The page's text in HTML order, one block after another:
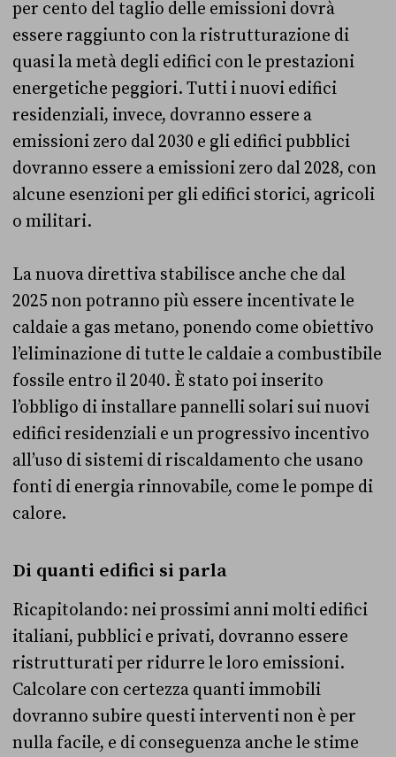
per cento del taglio delle emissioni dovrà
essere raggiunto con la ristrutturazione di
quasi la metà degli edifici con le prestazioni
energetiche peggiori. Tutti i nuovi edifici
residenziali, invece, dovranno essere a
emissioni zero dal 2030 e gli edifici pubblici
dovranno essere a emissioni zero dal 2028, con
alcune esenzioni per gli edifici storici, agricoli
o militari.
La nuova direttiva stabilisce anche che dal
2025 non potranno più essere incentivate le
caldaie a gas metano, ponendo come obiettivo
l’eliminazione di tutte le caldaie a combustibile
fossile entro il 2040. È stato poi inserito
l’obbligo di installare pannelli solari sui nuovi
edifici residenziali e un progressivo incentivo
all’uso di sistemi di riscaldamento che usano
fonti di energia rinnovabile, come le pompe di
calore.
Di quanti edifici si parla
Ricapitolando: nei prossimi anni molti edifici
italiani, pubblici e privati, dovranno essere
ristrutturati per ridurre le loro emissioni.
Calcolare con certezza quanti immobili
dovranno subire questi interventi non è per
nulla facile, e di conseguenza anche le stime